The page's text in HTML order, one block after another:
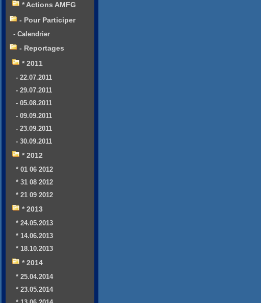
* Actions AMFG
- Pour Participer
- Calendrier
- Reportages
* 2011
- 22.07.2011
- 29.07.2011
- 05.08.2011
- 09.09.2011
- 23.09.2011
- 30.09.2011
* 2012
* 01 06 2012
* 31 08 2012
* 21 09 2012
* 2013
* 24.05.2013
* 14.06.2013
* 18.10.2013
* 2014
* 25.04.2014
* 23.05.2014